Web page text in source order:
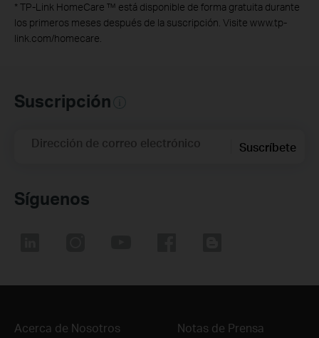
* TP-Link HomeCare ™ está disponible de forma gratuita durante
los primeros meses después de la suscripción. Visite www.tp-
link.com/homecare.
Suscripción
Dirección de correo electrónico Suscríbete
Síguenos
Acerca de Nosotros Notas de Prensa